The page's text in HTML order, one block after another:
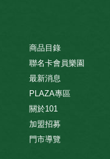
商品目錄
聯名卡會員樂園
最新消息
PLAZA專區
關於101
加盟招募
門市導覽